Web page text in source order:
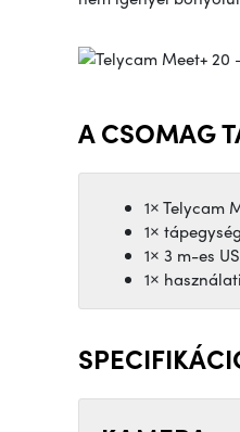
A CSOMAG
1× Telycam
1×
1× 3 m-es
1×